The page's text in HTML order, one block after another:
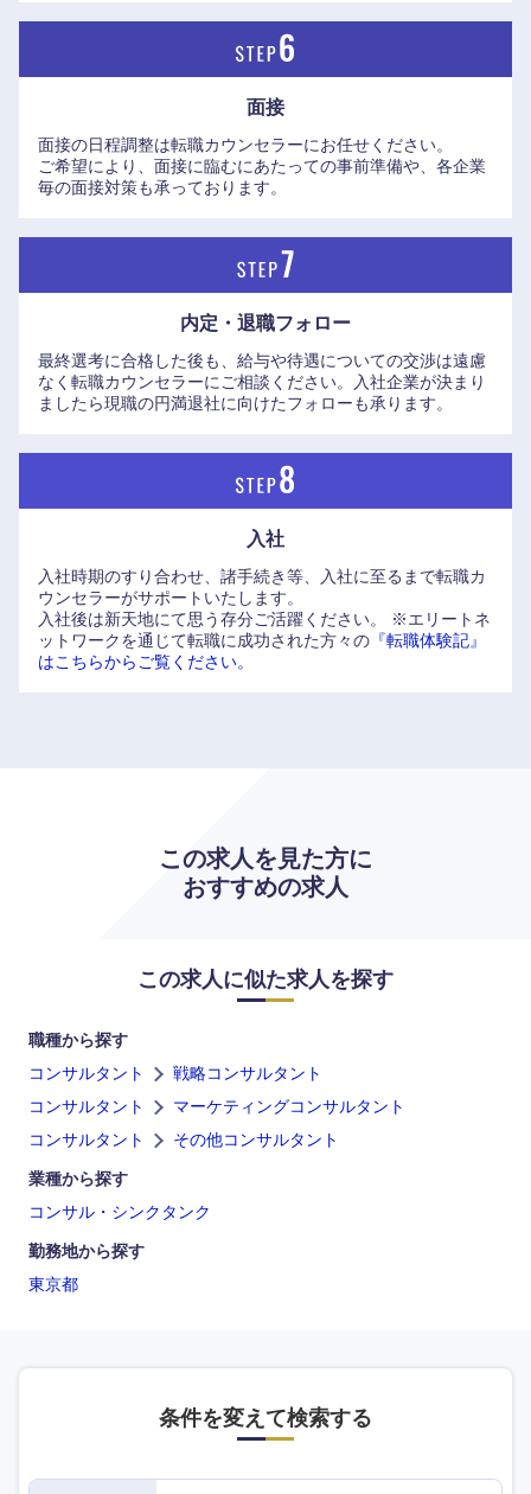
面接
面接の日程調整は転職カウンセラーにお任せください。
ご希望により、面接に臨むにあたっての事前準備や、各企業
毎の面接対策も承っております。
内定・退職フォロー
最終選考に合格した後も、給与や待遇についての交渉は遠慮
なく転職カウンセラーにご相談ください。入社企業が決まり
ましたら現職の円満退社に向けたフォローも承ります。
入社
入社時期のすり合わせ、諸手続き等、入社に至るまで転職カ
ウンセラーがサポートいたします。
入社後は新天地にて思う存分ご活躍ください。
※エリートネ
ットワークを通じて転職に成功された方々の 『転職体験記』
はこちらからご覧ください。
この求人を見た方に
おすすめの求人
この求人に似た求人を探す
職種から探す
コンサルタント
戦略コンサルタント
コンサルタント
マーケティングコンサルタント
コンサルタント
その他コンサルタント
業種から探す
コンサル・シンクタンク
勤務地から探す
東京都
条件を変えて検索する
山口県
九州・沖縄
福岡県 佐賀県
長崎県